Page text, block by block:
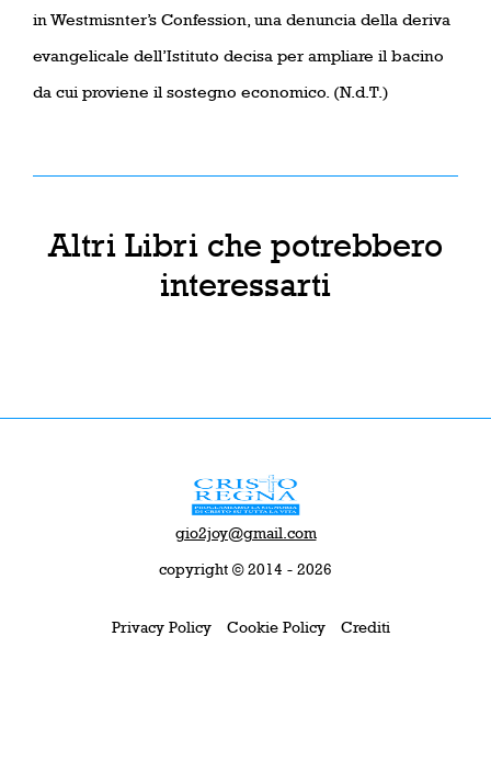
in Westmisnter’s Confession, una denuncia della deriva
evangelicale dell’Istituto decisa per ampliare il bacino
da cui proviene il sostegno economico. (N.d.T.)
Altri Libri che potrebbero
interessarti
gio2joy@gmail.com
copyright © 2014 - 2026
Privacy Policy Cookie Policy Crediti